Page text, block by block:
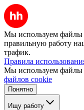
Мы используем файлы
правильную работу
трафик.
Правила
Мы используем файлы
файлов cookie
Понятно
Ищу работу